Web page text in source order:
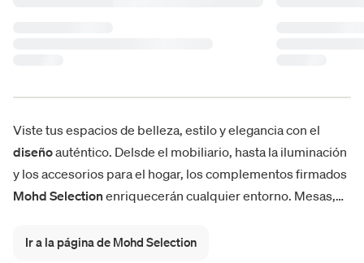
Viste tus espacios de belleza, estilo y elegancia con el
diseñoauténtico. Delsde el mobiliario, hasta la iluminación
y los accesorios para el hogar, los complementos firmados
Mohd Selection enriquecerán cualquier entorno. Mesas,
salón, camas, mesitas de noche, espejos y mucho más
Ir a la página de Mohd Selection